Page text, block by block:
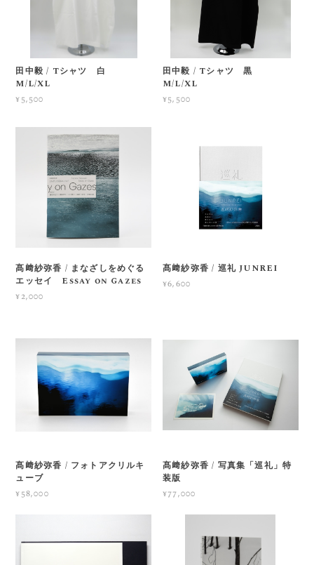
田中毅 / Tシャツ 白
M/L/XL
¥5,500
田中毅 / Tシャツ 黒
M/L/XL
¥5,500
髙﨑紗弥香 / まなざしをめぐる
エッセイ Essay on Gazes
¥2,000
髙﨑紗弥香 / 巡礼 JUNREI
¥6,600
髙﨑紗弥香 / フォトアクリルキ
ューブ
¥58,000
髙﨑紗弥香 / 写真集「巡礼」特
装版
¥77,000